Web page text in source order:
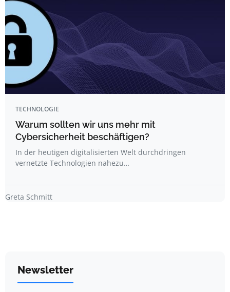
TECHNOLOGIE
Warum sollten wir uns mehr mit
Cybersicherheit beschäftigen?
In der heutigen digitalisierten Welt durchdringen
vernetzte Technologien nahezu…
Greta Schmitt
Newsletter